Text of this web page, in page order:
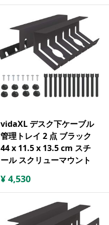
vidaXL デスク下ケーブル
管理トレイ 2 点 ブラック
44 x 11.5 x 13.5 cm スチ
ール スクリューマウント
¥ 4,530